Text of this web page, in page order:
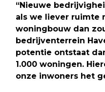
“Nieuwe
als we liever ruimte
woningbouw dan
bedrijventerrein
potentie ontstaat
1.000 woningen.
onze inwoners het